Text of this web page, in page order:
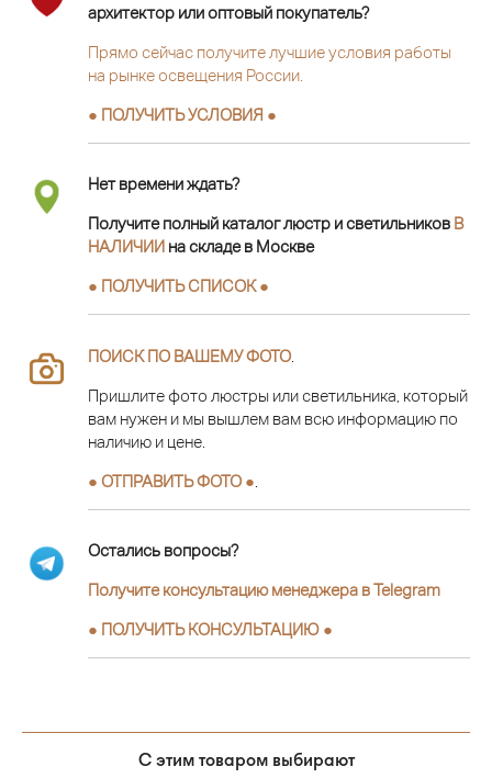
архитектор или оптовый покупатель?
Прямо сейчас получите лучшие условия работы
на рынке освещения России.
● ПОЛУЧИТЬ УСЛОВИЯ ●
Нет времени ждать?
Получите полный каталог люстр и светильников В
НАЛИЧИИ на складе в Москве
● ПОЛУЧИТЬ СПИСОК ●
ПОИСК ПО ВАШЕМУ ФОТО
Пришлите фото люстры или светильника, который
вам нужен и мы вышлем вам всю информацию по
наличию и цене.
● ОТПРАВИТЬ ФОТО ●
Остались вопросы?
Получите консультацию менеджера в Telegram
● ПОЛУЧИТЬ КОНСУЛЬТАЦИЮ ●
С этим товаром выбирают